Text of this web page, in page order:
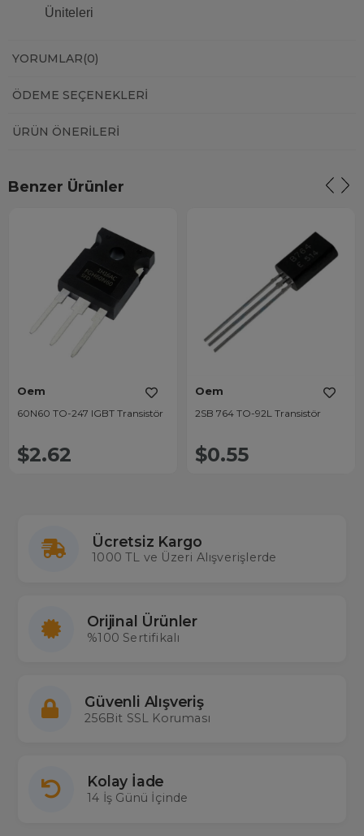
Üniteleri
YORUMLAR(0)
ÖDEME SEÇENEKLERI
ÜRÜN ÖNERILERI
Benzer Ürünler
Oem
60N60 TO-247 IGBT Transistör
$2.62
Oem
2SB 764 TO-92L Transistör
$0.55
Ücretsiz Kargo
1000 TL ve Üzeri Alışverişlerde
Orijinal Ürünler
%100 Sertifikalı
Güvenli Alışveriş
256Bit SSL Koruması
Kolay İade
14 İş Günü İçinde